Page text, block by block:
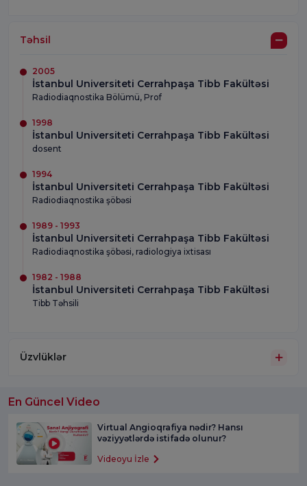
Təhsil
2005
İstanbul Universiteti Cerrahpaşa Tibb Fakültəsi
Radiodiaqnostika Bölümü, Prof
1998
İstanbul Universiteti Cerrahpaşa Tibb Fakültəsi
dosent
1994
İstanbul Universiteti Cerrahpaşa Tibb Fakültəsi
Radiodiaqnostika şöbəsi
1989 - 1993
İstanbul Universiteti Cerrahpaşa Tibb Fakültəsi
Radiodiaqnostika şöbəsi, radiologiya ixtisası
1982 - 1988
İstanbul Universiteti Cerrahpaşa Tibb Fakültəsi
Tibb Təhsili
Üzvlüklər
En Güncel Video
Virtual Angioqrafiya nədir? Hansı
vəziyyətlərdə istifadə olunur?
Videoyu İzle